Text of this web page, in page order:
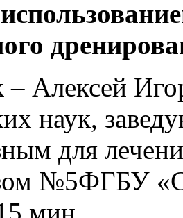
Алексей
наук,
для
№5ФГБУ
мин.